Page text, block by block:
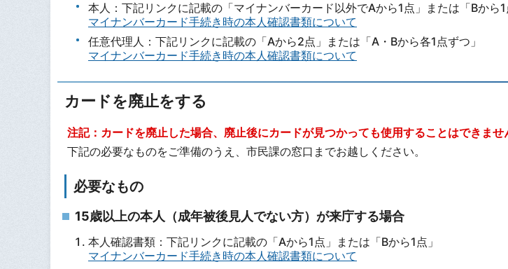
本人：下記リンクに記載の「マイナンバーカード以外でAから1点」または「Bから1
マイナンバーカード手続き時の本人確認書類について
任意代理人：下記リンクに記載の「Aから2点」または「A・Bから各1点ずつ」
マイナンバーカード手続き時の本人確認書類について
カードを廃止をする
注記：カードを廃止した場合、廃止後にカードが見つかっても使用することはできませ
下記の必要なものをご準備のうえ、市民課の窓口までお越しください。
必要なもの
15歳以上の本人（成年被後見人でない方）が来庁する場合
本人確認書類：下記リンクに記載の「Aから1点」または「Bから1点」
マイナンバーカード手続き時の本人確認書類について